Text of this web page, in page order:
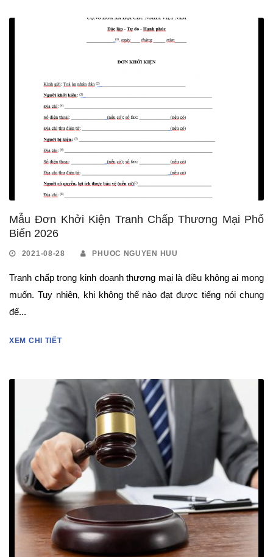
Mẫu Đơn Khởi Kiện Tranh Chấp Thương Mại Phổ
Biến 2026
2021-08-28 PHUOC NGUYEN HUU
Tranh chấp trong kinh doanh thương mại là điều không ai mong
muốn. Tuy nhiên, khi không thể nào đạt được tiếng nói chung
để...
XEM CHI TIẾT